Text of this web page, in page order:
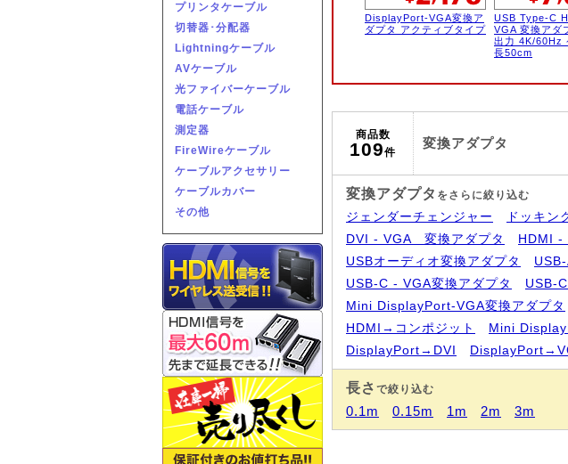
プリンタケーブル
切替器･分配器
Lightningケーブル
AVケーブル
光ファイバーケーブル
電話ケーブル
測定器
FireWireケーブル
ケーブルアクセサリー
ケーブルカバー
その他
DisplayPort-VGA変換ア
ダプタ アクティブタイプ
USB Type-C
VGA 変換アダ
出力 4K/60Hz
長50cm
商品数
109件
変換アダプタ
変換アダプタ をさらに絞り込む
ジェンダーチェンジャー ドッキン
DVI - VGA 変換アダプタ
HDMI -
USBオーディオ変換アダプタ
USB-C - VGA変換アダプタ
USB-
Mini DisplayPort-VGA変換アダプタ
HDMI→コンポジット
Mini
DisplayPort→DVI
長さ で絞り込む
0.1m 0.15m 1m 2m 3m